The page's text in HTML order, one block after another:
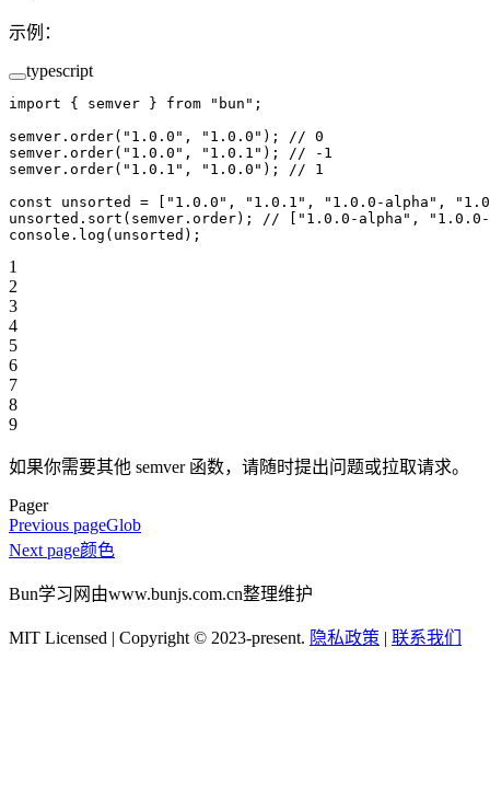
示例：
typescript
import { semver } from "bun" ;
semver. order( "1.0.0" , "1.0.0" ); // 0
semver. order( "1.0.0" , "1.0.1" ); // -1
semver. order( "1.0.1" , "1.0.0" ); // 1
const unsorted = "1.0.0" , "1.0.1" , "1.0.0-alpha" ,
unsorted. sort (semver.order); // ["1.0.0-alpha",
console. log (unsorted);
1
2
3
4
5
6
7
8
9
如果你需要其他 semver 函数，请随时提出问题或拉取请求。
Pager
Previous pageGlob
Next page颜色
Bun学习网由www.bunjs.com.cn整理维护
MIT Licensed | Copyright © 2023-present. 隐私政策 | 联系我们